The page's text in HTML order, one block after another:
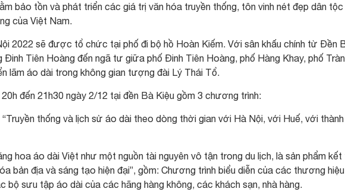
bảo tồn và phát triển các giá trị văn hóa truyền thống, tôn vinh nét đẹp dân
của Việt Nam.
2022 sẽ được tổ chức tại phố đi bộ hồ Hoàn Kiếm. Với sân khấu chính từ Đền
Tiên Hoàng đến ngã tư giữa phố Đinh Tiên Hoàng, phố Hàng Khay, phố
lãm áo dài trong không gian tượng đài Lý Thái Tổ.
đến 21h30 ngày 2/12 tại đền Bà Kiệu gồm 3 chương trình:
thống và lịch sử áo dài theo dòng thời gian với Hà Nội, với Huế, với thành
hoa áo dài Việt như một nguồn tài nguyên vô tận trong du lịch, là sản phẩm kết
bản địa và sáng tạo hiện đại”, gồm: Chương trình biểu diễn của các thương
bộ sưu tập áo dài của các hãng hàng không, các khách sạn, nhà hàng.